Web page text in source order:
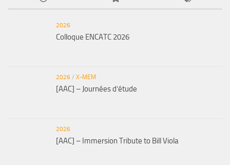
2026
Colloque ENCATC 2026
2026 / X-MEM
[AAC] – Journées d’étude
2026
[AAC] – Immersion Tribute to Bill Viola